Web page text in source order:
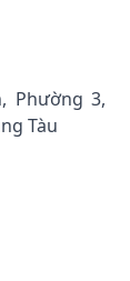
Phường 3,
Tàu